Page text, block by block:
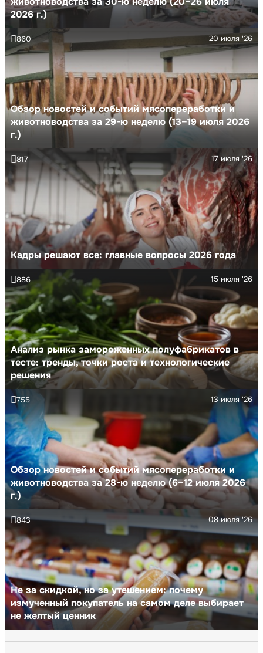
2026 г.)
Обзор новостей и событий мясопереработки и
животноводства за 29-ю неделю (13–19 июля 2026
г.)
20 июля '26
860
Кадры решают все: главные вопросы 2026 года
17 июля '26
817
Анализ рынка замороженных полуфабрикатов в
тесте: тренды, точки роста и технологические
решения
15 июля '26
886
Обзор новостей и событий мясопереработки и
животноводства за 28-ю неделю (6–12 июля 2026
г.)
13 июля '26
755
Не за скидкой, но за утешением: почему
измученный покупатель на самом деле выбирает
не желтый ценник
08 июля '26
843